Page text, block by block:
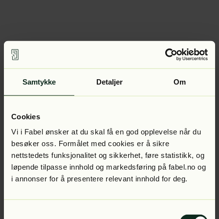
Samtykke Detaljer Om
Cookies
Vi i Fabel ønsker at du skal få en god opplevelse når du
besøker oss. Formålet med cookies er å sikre
nettstedets funksjonalitet og sikkerhet, føre statistikk, og
løpende tilpasse innhold og markedsføring på fabel.no og
i annonser for å presentere relevant innhold for deg.